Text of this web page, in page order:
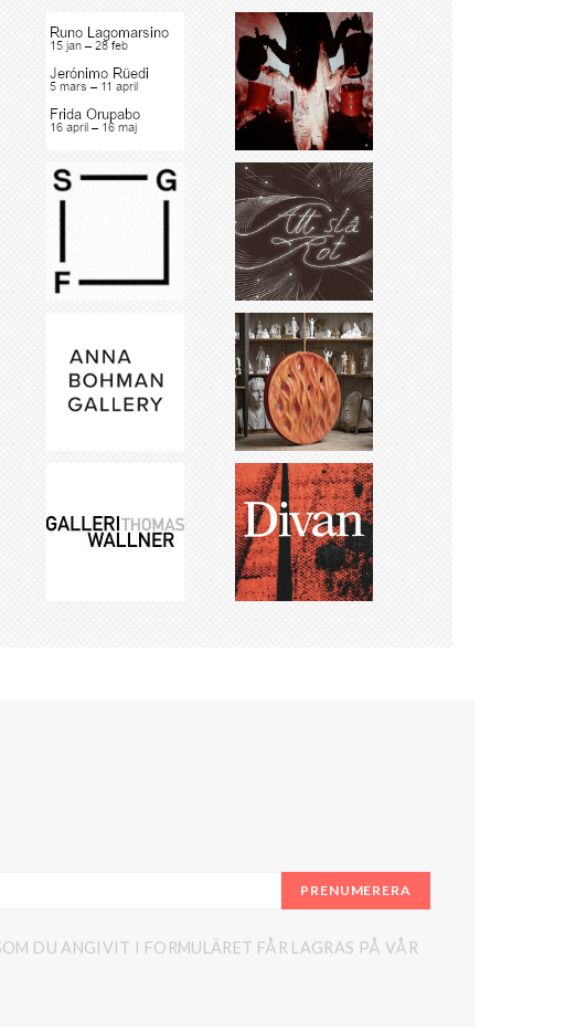
PRENUMERERA
DU ANGIVIT I FORMULÄRET FÅR LAGRAS PÅ VÅR